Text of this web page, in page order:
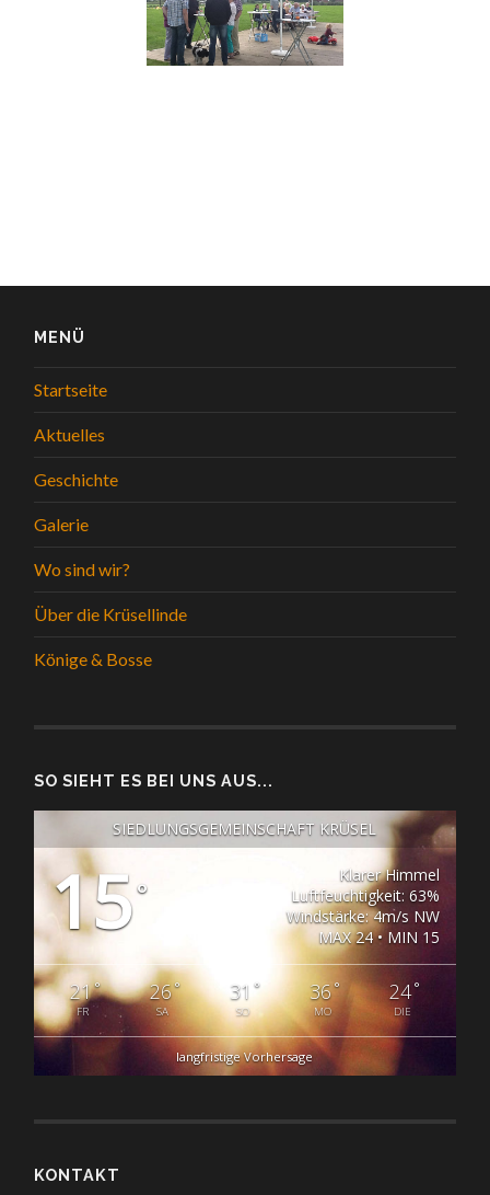
MENÜ
Startseite
Aktuelles
Geschichte
Galerie
Wo sind wir?
Über die Krüsellinde
Könige & Bosse
SO SIEHT ES BEI UNS AUS...
SIEDLUNGSGEMEINSCHAFT KRÜSEL
15°
Klarer Himmel
Luftfeuchtigkeit: 63%
Windstärke: 4m/s NW
MAX 24 • MIN 15
21°
FR
26°
SA
31 °
SO
36°
MO
24 °
DIE
langfristige Vorhersage
KONTAKT